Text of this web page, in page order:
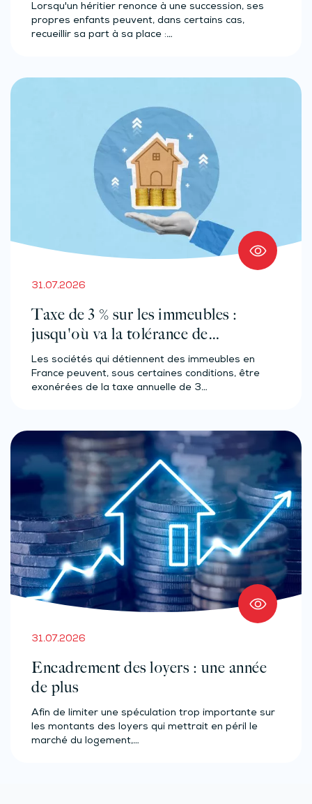
Lorsqu'un héritier renonce à une succession, ses
propres enfants peuvent, dans certains cas,
recueillir sa part à sa place :…
31.07.2026
Taxe de 3 % sur les immeubles :
jusqu'où va la tolérance de
l'administration ?
Les sociétés qui détiennent des immeubles en
France peuvent, sous certaines conditions, être
exonérées de la taxe annuelle de 3…
31.07.2026
Encadrement des loyers : une année
de plus
Afin de limiter une spéculation trop importante sur
les montants des loyers qui mettrait en péril le
marché du logement,…